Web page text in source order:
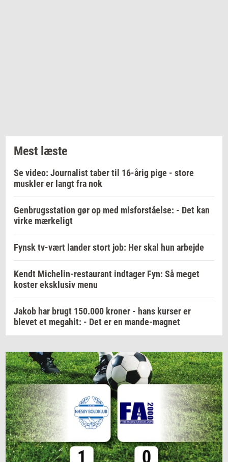
Mest læste
Se video: Journalist taber til 16-årig pige - store
muskler er langt fra nok
Genbrugsstation gør op med misforståelse: - Det kan
virke mærkeligt
Fynsk tv-vært lander stort job: Her skal hun arbejde
Kendt Michelin-restaurant indtager Fyn: Så meget
koster eksklusiv menu
Jakob har brugt 150.000 kroner - hans kurser er
blevet et megahit: - Det er en mande-magnet